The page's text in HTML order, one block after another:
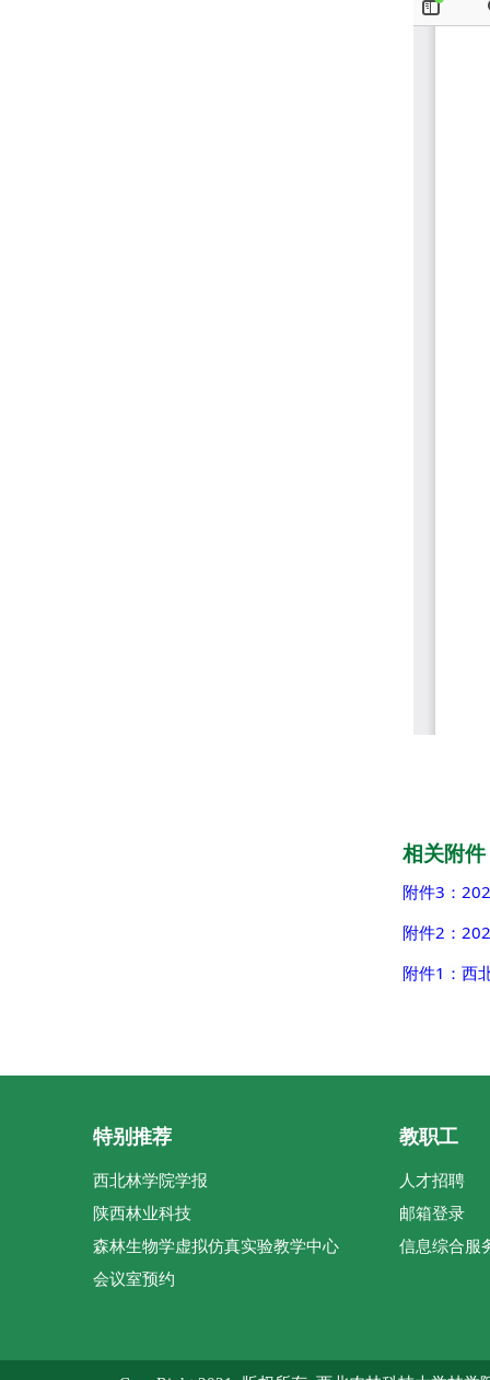
相关附件
附件3：
附件2：
附件1：西
特别推荐
西北林学院学报
陕西林业科技
森林生物学虚拟仿真实验教学中心
会议室预约
教职工
人才招聘
邮箱登录
信息综合服